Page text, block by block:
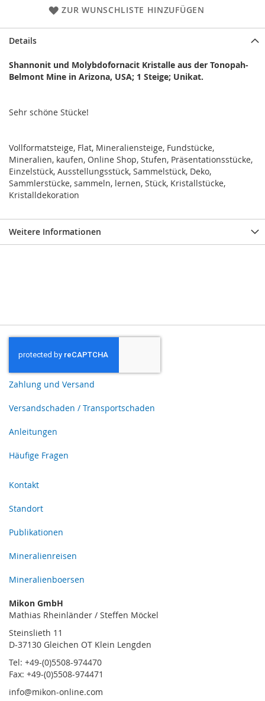
ZUR WUNSCHLISTE HINZUFÜGEN
Details
Shannonit und Molybdofornacit Kristalle aus der Tonopah-
Belmont Mine in Arizona, USA; 1 Steige; Unikat.
Sehr schöne Stücke!
Vollformatsteige, Flat, Mineraliensteige, Fundstücke,
Mineralien, kaufen, Online Shop, Stufen, Präsentationsstücke,
Einzelstück, Ausstellungsstück, Sammelstück, Deko,
Sammlerstücke, sammeln, lernen, Stück, Kristallstücke,
Kristalldekoration
Weitere Informationen
Zahlung und Versand
Versandschaden / Transportschaden
Anleitungen
Häufige Fragen
Kontakt
Standort
Publikationen
Mineralienreisen
Mineralienboersen
Mikon GmbH
Mathias Rheinländer / Steffen Möckel
Steinslieth 11
D-37130 Gleichen OT Klein Lengden
Tel: +49-(0)5508-974470
Fax: +49-(0)5508-974471
info@mikon-online.com